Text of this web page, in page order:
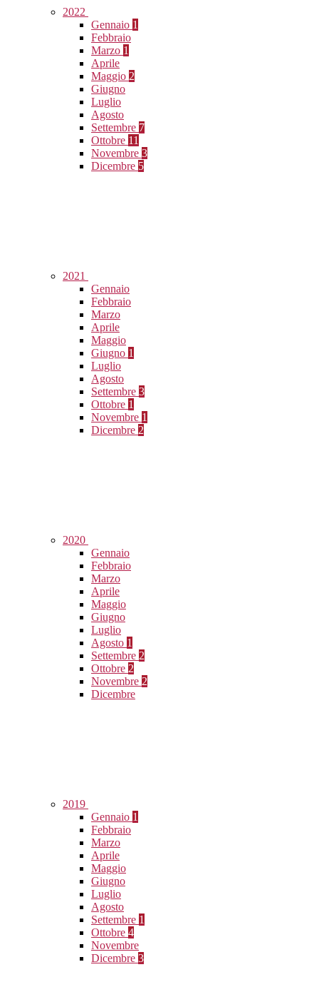
2022
Gennaio 1
Febbraio
Marzo 1
Aprile
Maggio 2
Giugno
Luglio
Agosto
Settembre 7
Ottobre 11
Novembre 3
Dicembre 5
2021
Gennaio
Febbraio
Marzo
Aprile
Maggio
Giugno 1
Luglio
Agosto
Settembre 3
Ottobre 1
Novembre 1
Dicembre 2
2020
Gennaio
Febbraio
Marzo
Aprile
Maggio
Giugno
Luglio
Agosto 1
Settembre 2
Ottobre 2
Novembre 2
Dicembre
2019
Gennaio 1
Febbraio
Marzo
Aprile
Maggio
Giugno
Luglio
Agosto
Settembre 1
Ottobre 4
Novembre
Dicembre 3